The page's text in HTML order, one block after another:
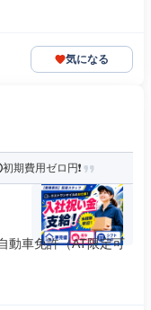
気になる
期費用ゼロ円❗
動車免許（AT限定可